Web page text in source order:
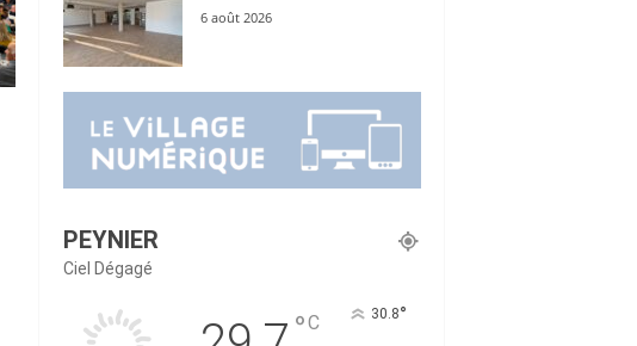
6 août 2026
PEYNIER
Ciel Dégagé
°C 30.8°